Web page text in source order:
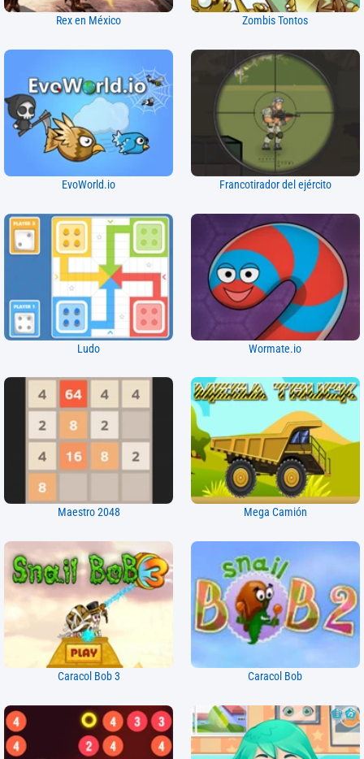
Rex en México Zombis Tontos
EvoWorld.io Francotirador del ejército
Ludo Wormate.io
Maestro 2048 Mega Camión
Caracol Bob 3 Caracol Bob